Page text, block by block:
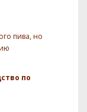
пива, но
по